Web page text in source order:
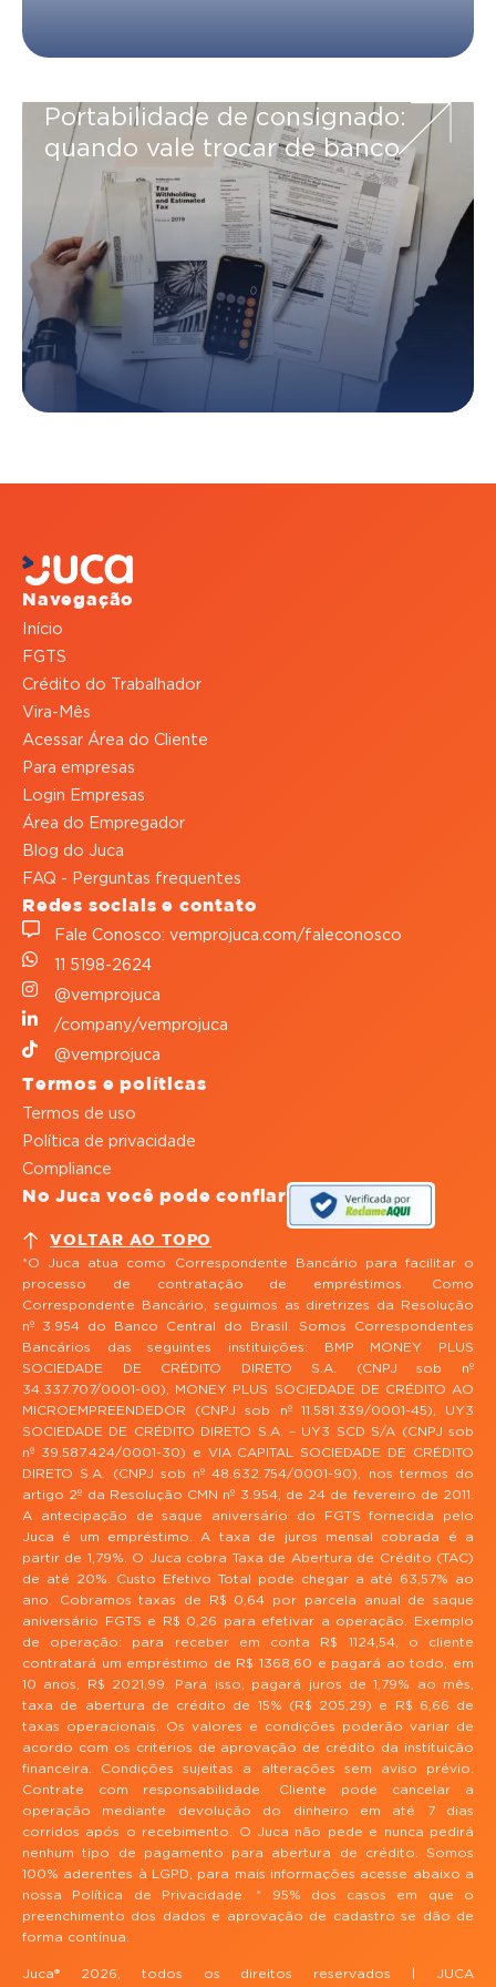
Portabilidade de consignado:
quando vale trocar de banco
Navegação
Início
FGTS
Crédito do Trabalhador
Vira-Mês
Acessar Área do Cliente
Para empresas
Login Empresas
Área do Empregador
Blog do Juca
FAQ - Perguntas frequentes
Redes sociais e contato
Fale Conosco: vemprojuca.com/faleconosco
11 5198-2624
@vemprojuca
/company/vemprojuca
@vemprojuca
Termos e políticas
Termos de uso
Política de privacidade
Compliance
VOLTAR AO TOPO
No Juca você pode confiar
*O Juca atua como Correspondente Bancário para facilitar o
processo de contratação de empréstimos. Como
Correspondente Bancário, seguimos as diretrizes da Resolução
nº 3.954 do Banco Central do Brasil. Somos Correspondentes
Bancários das seguintes instituições: BMP MONEY PLUS
SOCIEDADE DE CRÉDITO DIRETO S.A. (CNPJ sob nº
34.337.707/0001-00), MONEY PLUS SOCIEDADE DE CRÉDITO AO
MICROEMPREENDEDOR (CNPJ sob nº 11.581.339/0001-45), UY3
SOCIEDADE DE CRÉDITO DIRETO S.A. – UY3 SCD S/A (CNPJ sob
nº 39.587.424/0001-30) e VIA CAPITAL SOCIEDADE DE CRÉDITO
DIRETO S.A. (CNPJ sob nº 48.632.754/0001-90), nos termos do
artigo 2º da Resolução CMN nº 3.954, de 24 de fevereiro de 2011.
A antecipação de saque aniversário do FGTS fornecida pelo
Juca é um empréstimo. A taxa de juros mensal cobrada é a
partir de 1,79%. O Juca cobra Taxa de Abertura de Crédito (TAC)
de até 20%. Custo Efetivo Total pode chegar a até 63,57% ao
ano. Cobramos taxas de R$ 0,64 por parcela anual de saque
aniversário FGTS e R$ 0,26 para efetivar a operação. Exemplo
de operação: para receber em conta R$ 1124,54, o cliente
contratará um empréstimo de R$ 1368,60 e pagará ao todo, em
10 anos, R$ 2021,99. Para isso, pagará juros de 1,79% ao mês,
taxa de abertura de crédito de 15% (R$ 205,29) e R$ 6,66 de
taxas operacionais. Os valores e condições poderão variar de
acordo com os critérios de aprovação de crédito da instituição
financeira. Condições sujeitas a alterações sem aviso prévio.
Contrate com responsabilidade. Cliente pode cancelar a
operação mediante devolução do dinheiro em até 7 dias
corridos após o recebimento. O Juca não pede e nunca pedirá
nenhum tipo de pagamento para abertura de crédito. Somos
100% aderentes à LGPD, para mais informações acesse abaixo a
nossa Política de Privacidade. * 95% dos casos em que o
preenchimento dos dados e aprovação de cadastro se dão de
forma contínua.
Juca® 2026, todos os direitos reservados | JUCA